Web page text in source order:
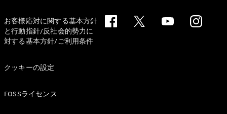
Stationwagon
CLA
お客様応対に関する基本方針
と行動指針/反社会的勢力に
対する基本方針/ご利用条件
クッキーの設定
FOSSライセンス